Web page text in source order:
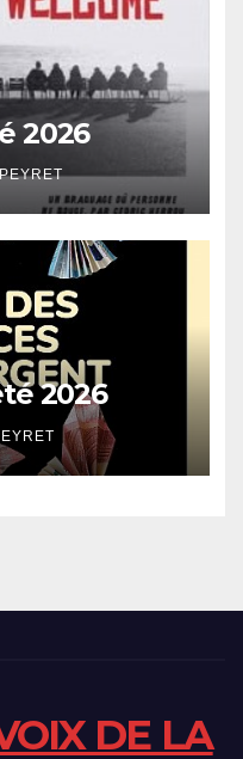
2026
2026
DE LA